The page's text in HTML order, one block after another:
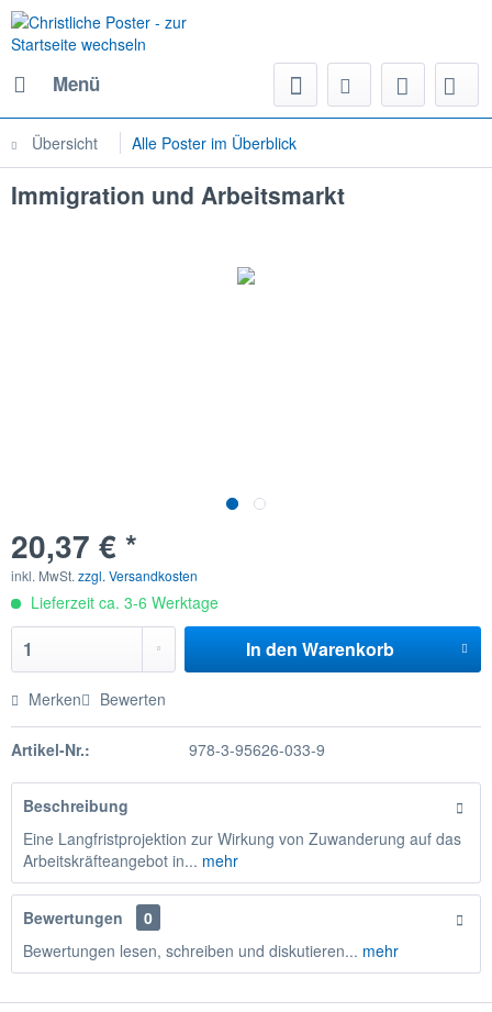
Menü
Übersicht Alle Poster im Überblick
Immigration und Arbeitsmarkt
20,37 € *
inkl. MwSt.zzgl. Versandkosten
Lieferzeit ca. 3-6 Werktage
In den Warenkorb
Merken Bewerten
Artikel-Nr.: 978-3-95626-033-9
Beschreibung
Eine Langfristprojektion zur Wirkung von Zuwanderung auf das
Arbeitskräfteangebot in... mehr
Bewertungen
0
Bewertungen lesen, schreiben und diskutieren... mehr